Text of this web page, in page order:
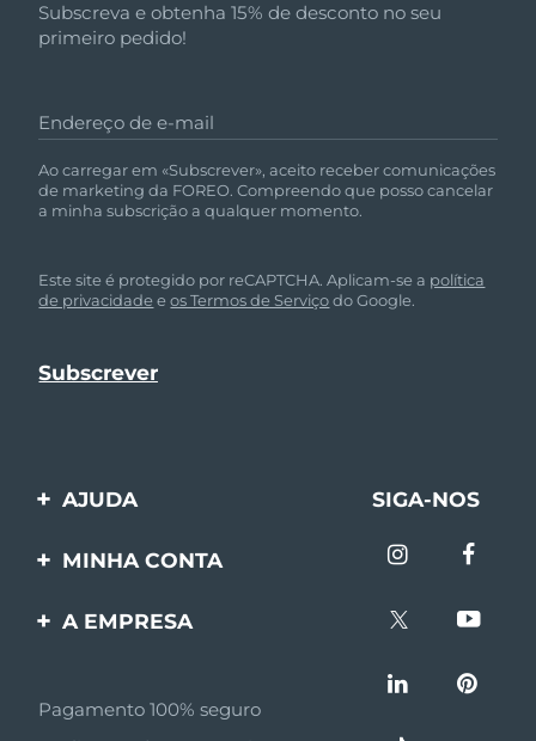
Subscreva e obtenha 15% de desconto no seu
primeiro pedido!
Endereço de e-mail
Ao carregar em «Subscrever», aceito receber comunicações
de marketing da FOREO. Compreendo que posso cancelar
a minha subscrição a qualquer momento.
Este site é protegido por reCAPTCHA. Aplicam-se a política
de privacidade eos Termos de Serviçodo Google.
AJUDA
Entre em contato
SIGA-NOS
MINHA CONTA
Registro de produto
A EMPRESA
Afiliados
Pagamento 100% seguro